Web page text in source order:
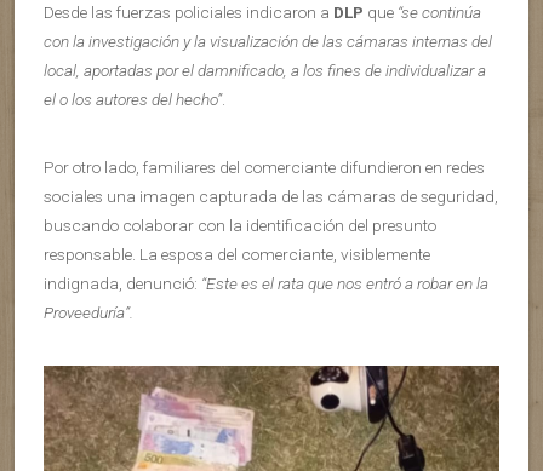
Desde las fuerzas policiales indicaron a DLP que “se continúa
con la investigación y la visualización de las cámaras internas del
local, aportadas por el damnificado, a los fines de individualizar a
el o los autores del hecho”.
Por otro lado, familiares del comerciante difundieron en redes
sociales una imagen capturada de las cámaras de seguridad,
buscando colaborar con la identificación del presunto
responsable. La esposa del comerciante, visiblemente
indignada, denunció: “Este es el rata que nos entró a robar en la
Proveeduría”.